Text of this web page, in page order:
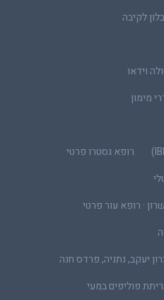
בלון לקיבה
וידאו
מימון
רופא גסטרו פרטי
· רופא עור פרטי
יעקב, נתניה, פרדס חנה
פוליפים במעי